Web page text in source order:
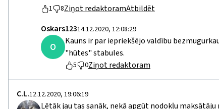
1 8Ziņot redaktoramAtbildēt
Oskars12314.12.2020, 12:08:29
O
Kauns ir par iepriekšējo valdību
"hūtes" stabules.
5 0Ziņot redaktoram
C.L.12.12.2020, 19:06:19
Lētāk jau tas sanāk, nekā apgūt nodokļu